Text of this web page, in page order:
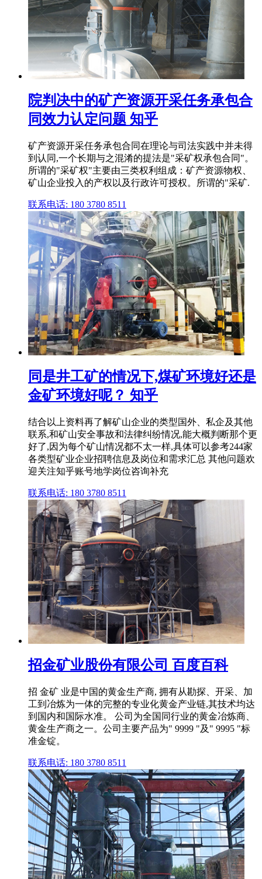
院判决中的矿产资源开采任务承包合
同效力认定问题 知乎
矿产资源开采任务承包合同在理论与司法实践中并未得
到认同,一个长期与之混淆的提法是"采矿权承包合同"。
所谓的"采矿权"主要由三类权利组成：矿产资源物权、
矿山企业投入的产权以及行政许可授权。所谓的"采矿.
联系电话: 180 3780 8511
同是井工矿的情况下,煤矿环境好还是
金矿环境好呢？ 知乎
结合以上资料再了解矿山企业的类型国外、私企及其他
联系,和矿山安全事故和法律纠纷情况,能大概判断那个更
好了,因为每个矿山情况都不太一样,具体可以参考244家
各类型矿业企业招聘信息及岗位和需求汇总 其他问题欢
迎关注知乎账号地学岗位咨询补充
联系电话: 180 3780 8511
招金矿业股份有限公司 百度百科
招 金矿 业是中国的黄金生产商, 拥有从勘探、开采、加
工到冶炼为一体的完整的专业化黄金产业链,其技术均达
到国内和国际水准。 公司为全国同行业的黄金冶炼商、
黄金生产商之一。公司主要产品为" 9999 "及" 9995 "标
准金锭。
联系电话: 180 3780 8511